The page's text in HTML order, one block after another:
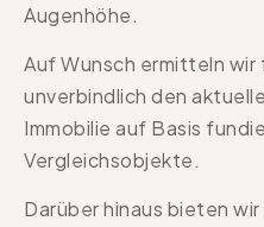
Augenhöhe.
Auf Wunsch ermitteln wir
unverbindlich den
Immobilie auf Basis
Vergleichsobjekte.
Darüber hinaus bieten